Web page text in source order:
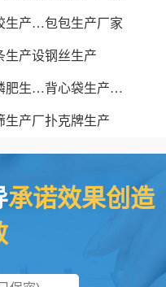
厌氧胶生产厂家包包生产厂家
生产设钢丝生产
钙镁磷肥生产厂家 背心袋生产厂家
生产厂扑克牌生产
承诺效果创造